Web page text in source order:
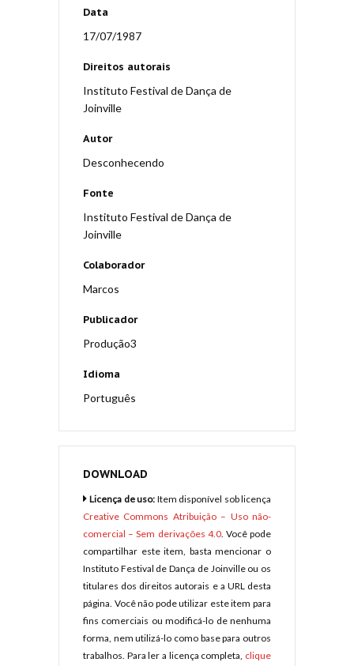
Data
17/07/1987
Direitos autorais
Instituto Festival de Dança de
Joinville
Autor
Desconhecendo
Fonte
Instituto Festival de Dança de
Joinville
Colaborador
Marcos
Publicador
Produção3
Idioma
Português
DOWNLOAD
Licença de uso: Item disponível sob licença
Creative Commons Atribuição – Uso não-
comercial – Sem derivações 4.0. Você pode
compartilhar este item, basta mencionar o
Instituto Festival de Dança de Joinville ou os
titulares dos direitos autorais e a URL desta
página. Você não pode utilizar este item para
fins comerciais ou modificá-lo de nenhuma
forma, nem utilizá-lo como base para outros
trabalhos. Para ler a licença completa, clique